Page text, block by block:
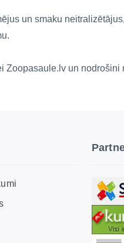
un smaku
Zoopasaule.lv un nodrošini